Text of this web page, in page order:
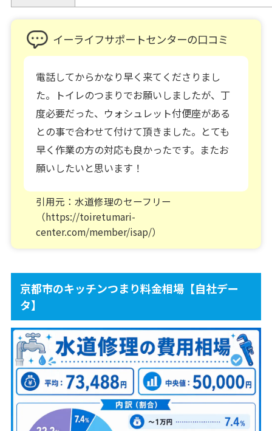
イーライフサポートセンターの口コミ
電話してからかなり早く来てくださりまし
た。トイレのつまりでお願いしましたが、丁
度必要だった、ウォシュレット付便座がある
との事で合わせて付けて頂きました。とても
早く作業の方の対応も良かったです。またお
願いしたいと思います！
引用元：水道修理のセーフリー
（https://toiretumari-
center.com/member/isap/）
京都市のキッチンつまり料金相場【自社デー
タ】